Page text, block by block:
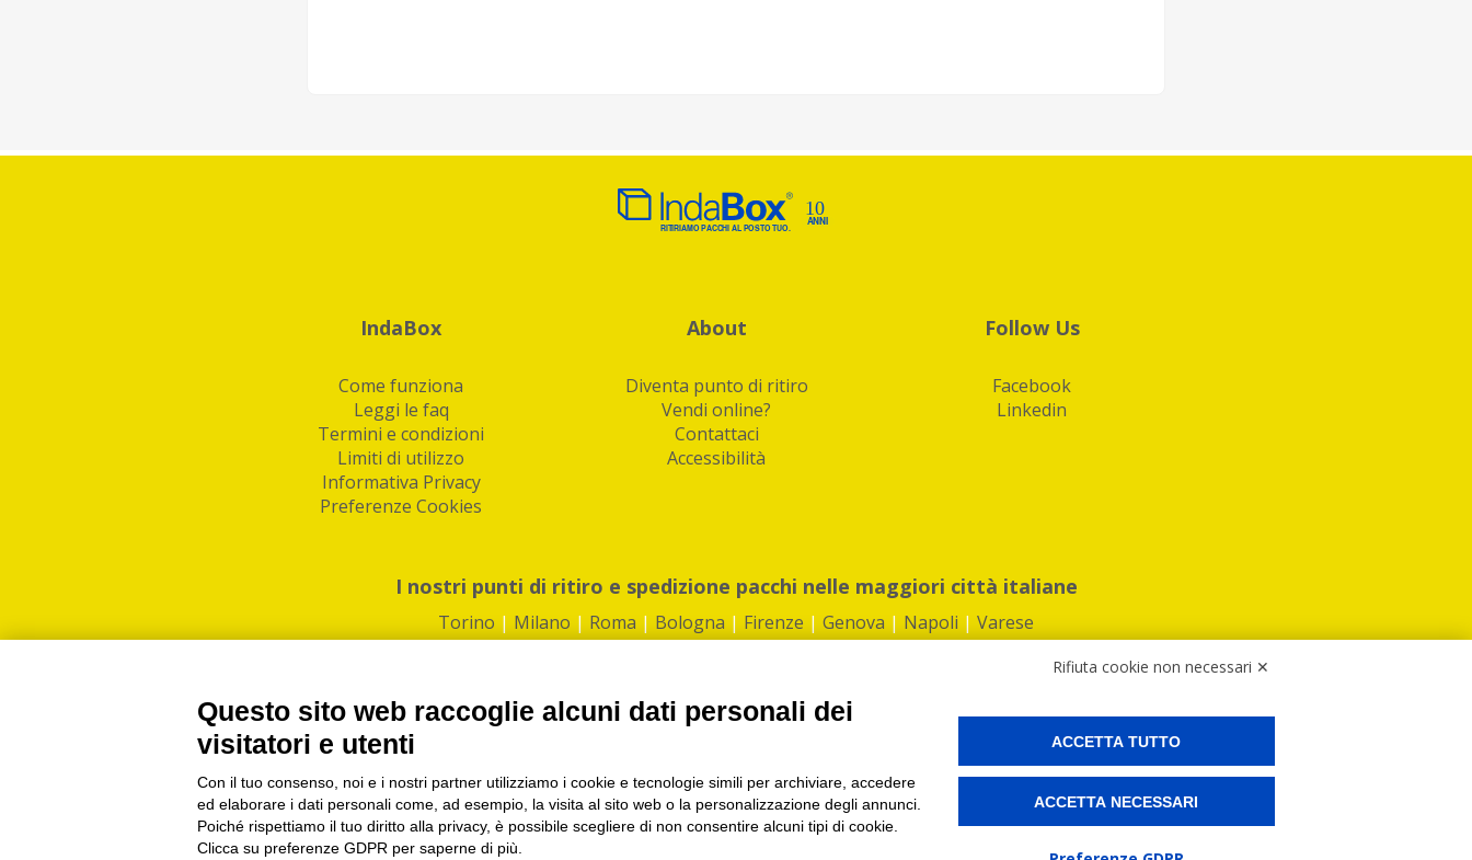
IndaBox
Come funziona
Leggi le faq
Termini e condizioni
Limiti di utilizzo
Informativa Privacy
Preferenze Cookies
About
Diventa punto di ritiro
Vendi online?
Contattaci
Accessibilità
Follow Us
Facebook
Linkedin
I nostri punti di ritiro e spedizione pacchi nelle maggiori città italiane
Torino | Milano | Roma | Bologna | Firenze | Genova | Napoli | Varese
PI/CF/N°Iscr.: 10821360012 | REA: RM 1494760 | Cap.Soc.: 50.000€ |Whistleblowing|Privacy|Preferenze Cookies
IndaBox | Oltre 11.500 punti di ritiro tra Bar, Tabaccai, Edicole e Kipoint per ritirare i tuoi acquisti online e spedire i tuoi pacchi.
Rifiuta cookie non necessari ✕
Questo sito web raccoglie alcuni dati personali dei
visitatori e utenti
Con il tuo consenso, noi e i nostri partner utilizziamo i cookie e tecnologie simili per archiviare, accedere
ed elaborare i dati personali come, ad esempio, la visita al sito web o la personalizzazione degli annunci.
Poiché rispettiamo il tuo diritto alla privacy, è possibile scegliere di non consentire alcuni tipi di cookie.
Clicca su preferenze GDPR per saperne di più.
ACCETTA TUTTO
ACCETTA NECESSARI